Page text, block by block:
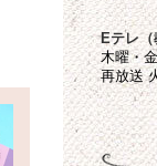
Eテレ（
木曜・
再放送